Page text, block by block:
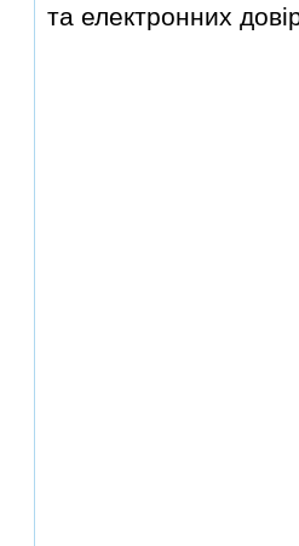
та електронних